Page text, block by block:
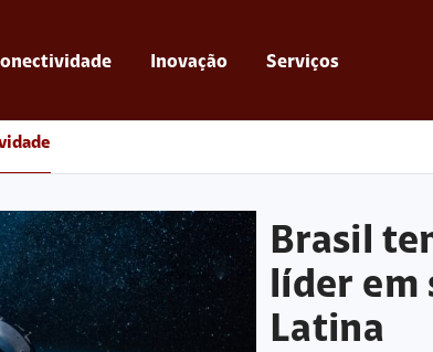
Inovação Serviços
Brasil
líder em
Latina